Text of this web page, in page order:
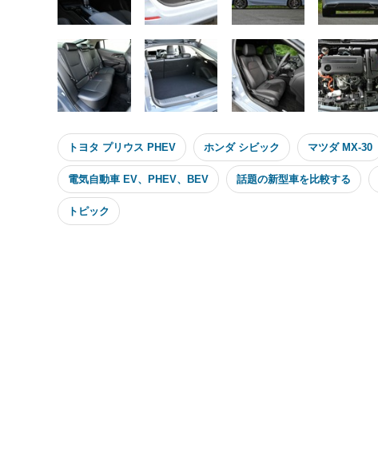
トヨタ プリウス PHEV ホンダ シビック マツダ MX-30
電気自動車 EV、PHEV、BEV 話題の新型車を比較する
トピック